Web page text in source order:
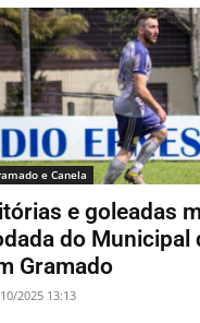
e Canela
e goleadas
do Municipal
Gramado
2025 13:13